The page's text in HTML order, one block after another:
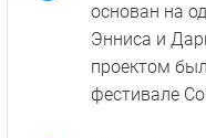
основан на
Энниса и
проектом
фестивале